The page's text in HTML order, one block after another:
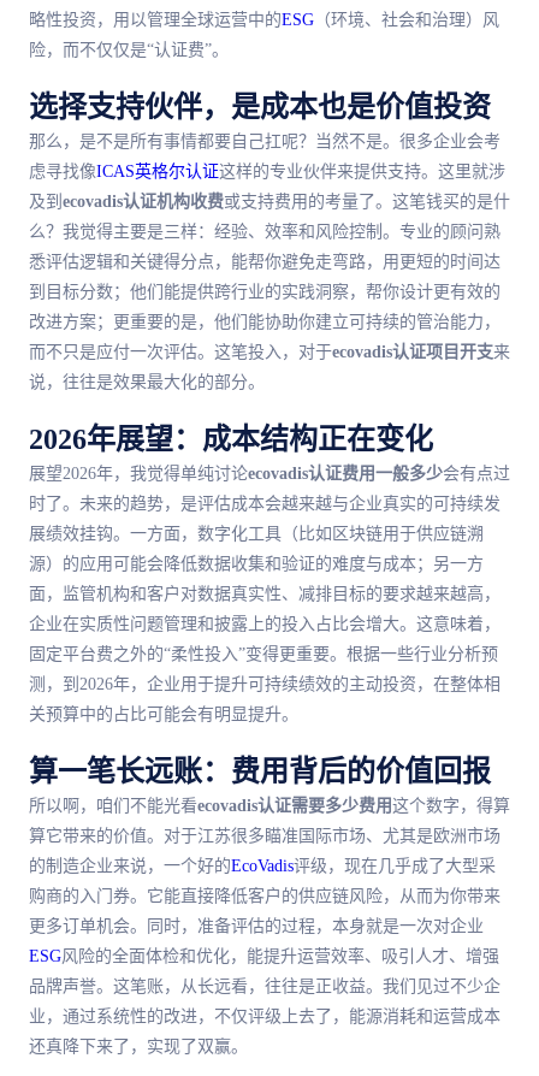
略性投资，用以管理全球运营中的ESG （环境、社会和治理）风
险，而不仅仅是“认证费”。
选择支持伙伴，是成本也是价值投资
那么，是不是所有事情都要自己扛呢？当然不是。很多企业会考
虑寻找像ICAS英格尔认证这样的专业伙伴来提供支持。这里就涉
及到 ecovadis认证机构收费或支持费用的考量了。这笔钱买的是什
么？我觉得主要是三样：经验、效率和风险控制。专业的顾问熟
悉评估逻辑和关键得分点，能帮你避免走弯路，用更短的时间达
到目标分数；他们能提供跨行业的实践洞察，帮你设计更有效的
改进方案；更重要的是，他们能协助你建立可持续的管治能力，
而不只是应付一次评估。这笔投入，对于ecovadis认证项目开支来
说，往往是效果最大化的部分。
2026年展望：成本结构正在变化
展望2026年，我觉得单纯讨论ecovadis认证费用一般多少会有点过
时了。未来的趋势，是评估成本会越来越与企业真实的可持续发
展绩效挂钩。一方面，数字化工具（比如区块链用于供应链溯
源）的应用可能会降低数据收集和验证的难度与成本；另一方
面，监管机构和客户对数据真实性、减排目标的要求越来越高，
企业在实质性问题管理和披露上的投入占比会增大。这意味着，
固定平台费之外的“柔性投入”变得更重要。根据一些行业分析预
测，到2026年，企业用于提升可持续绩效的主动投资，在整体相
关预算中的占比可能会有明显提升。
算一笔长远账：费用背后的价值回报
所以啊，咱们不能光看ecovadis认证需要多少费用这个数字，得算
算它带来的价值。对于江苏很多瞄准国际市场、尤其是欧洲市场
的制造企业来说，一个好的EcoVadis评级，现在几乎成了大型采
购商的入门券。它能直接降低客户的供应链风险，从而为你带来
更多订单机会。同时，准备评估的过程，本身就是一次对企业
ESG风险的全面体检和优化，能提升运营效率、吸引人才、增强
品牌声誉。这笔账，从长远看，往往是正收益。我们见过不少企
业，通过系统性的改进，不仅评级上去了，能源消耗和运营成本
还真降下来了，实现了双赢。